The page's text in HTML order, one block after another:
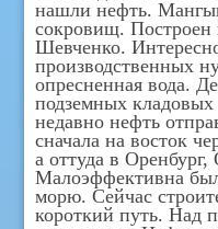
нашли нефть.
сокровищ. Построен
Шевченко.
производственных
опресненная вода.
подземных
недавно нефть
сначала на восток
а оттуда в
Малоэффективна
морю. Сейчас
короткий путь. Над